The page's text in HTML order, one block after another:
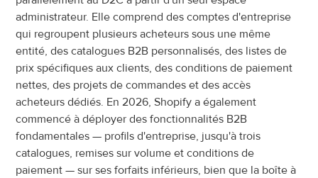
administrateur. Elle comprend des comptes d'entreprise
qui regroupent plusieurs acheteurs sous une même
entité, des catalogues B2B personnalisés, des listes de
prix spécifiques aux clients, des conditions de paiement
nettes, des projets de commandes et des accès
acheteurs dédiés. En 2026, Shopify a également
commencé à déployer des fonctionnalités B2B
fondamentales — profils d'entreprise, jusqu'à trois
catalogues, remises sur volume et conditions de
paiement — sur ses forfaits inférieurs, bien que la boîte à